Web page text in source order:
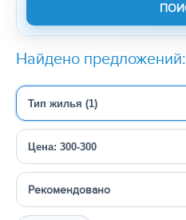
Найдено предложений:
Тип жилья (1)
Цена: 300-300
Сортировка